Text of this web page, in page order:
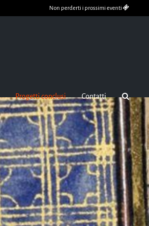
Non perderti i prossimi eventi
Progetti conclusi Contatti